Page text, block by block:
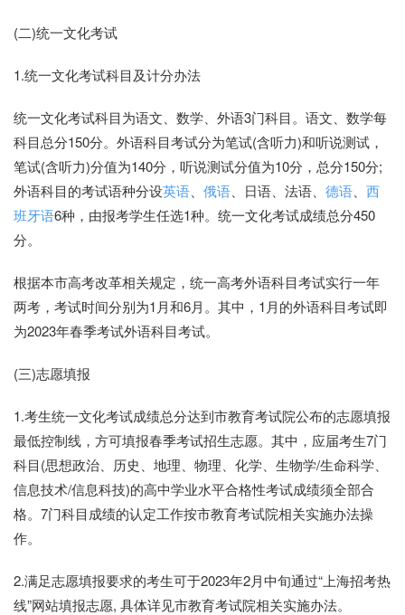
(二)统一文化考试
1.统一文化考试科目及计分办法
统一文化考试科目为语文、数学、外语3门科目。语文、数学每
科目总分150分。外语科目考试分为笔试(含听力)和听说测试，
笔试(含听力)分值为140分，听说测试分值为10分，总分150分;
外语科目的考试语种分设英语 俄语 、日语、法语、 德语
西
班牙语6种，由报考学生任选1种。统一文化考试成绩总分450
分。
根据本市高考改革相关规定，统一高考外语科目考试实行一年
两考，考试时间分别为1月和6月。其中，1月的外语科目考试即
为2023年春季考试外语科目考试。
(三)志愿填报
1.考生统一文化考试成绩总分达到市教育考试院公布的志愿填报
最低控制线，方可填报春季考试招生志愿。其中，应届考生7门
科目(思想政治、历史、地理、物理、化学、生物学/生命科学、
信息技术/信息科技)的高中学业水平合格性考试成绩须全部合
格。7门科目成绩的认定工作按市教育考试院相关实施办法操
作。
2.满足志愿填报要求的考生可于2023年2月中旬通过“上海招考热
线”网站填报志愿, 具体详见市教育考试院相关实施办法。